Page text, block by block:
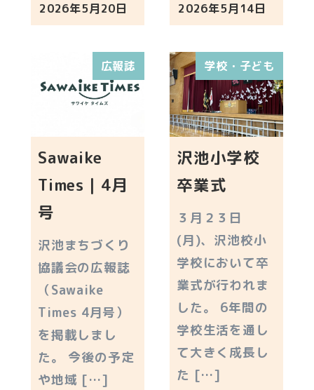
投稿日
2026年5月20日
投稿日
2026年5月14日
広報誌
Sawaike
Times｜4月
号
沢池まちづくり
協議会の広報誌
（Sawaike
Times 4月号）
を掲載しまし
た。 今後の予定
や地域 […]
学校・子ども
沢池小学校
卒業式
３月２３日
(月)、沢池校小
学校において卒
業式が行われま
した。 6年間の
学校生活を通し
て大きく成長し
た […]